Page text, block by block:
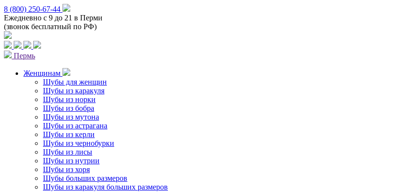
8 (800) 250-67-44
Ежедневно с 9 до 21 в Перми
(звонок бесплатный по РФ)
Пермь
Женщинам
Шубы для женщин
Шубы из каракуля
Шубы из норки
Шубы из бобра
Шубы из мутона
Шубы из астрагана
Шубы из керли
Шубы из чернобурки
Шубы из лисы
Шубы из нутрии
Шубы из хоря
Шубы больших размеров
Шубы из каракуля больших размеров